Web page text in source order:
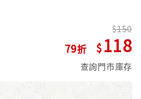
79
150
118
查詢門市庫存